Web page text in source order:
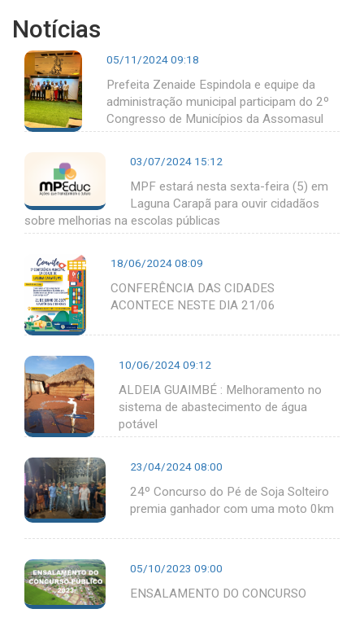
Notícias
05/11/2024 09:18
Prefeita Zenaide Espindola e equipe da
administração municipal participam do 2º
Congresso de Municípios da Assomasul
03/07/2024 15:12
MPF estará nesta sexta-feira (5) em
Laguna Carapã para ouvir cidadãos
sobre melhorias na escolas públicas
18/06/2024 08:09
CONFERÊNCIA DAS CIDADES
ACONTECE NESTE DIA 21/06
10/06/2024 09:12
ALDEIA GUAIMBÉ : Melhoramento no
sistema de abastecimento de água
potável
23/04/2024 08:00
24º Concurso do Pé de Soja Solteiro
premia ganhador com uma moto 0km
05/10/2023 09:00
ENSALAMENTO DO CONCURSO